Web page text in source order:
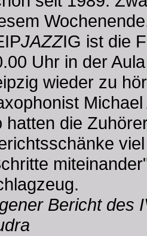
JAZZIG ist die
Uhr in der
wieder zu
hatten die
Bericht des